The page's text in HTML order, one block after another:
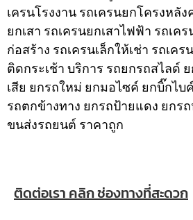
เครนโรงงาน รถเครนยกโครงหลัง
ยกเสา รถเครนยกเสาไฟฟ้า รถเค
ก่อสร้าง รถเครนเล็กให้เช่า รถเคร
ติดกระเช้าบริการ รถยกรถสไลด์
เสีย ยกรถใหม่ ยกมอไซค์ ยกบิ๊กไ
รถตกข้างทาง ยกรถป้ายแดง ยกร
ขนส่งรถยนต์ ราคาถูก
ติดต่อเรา คลิก ช่องทางที่สะดวก